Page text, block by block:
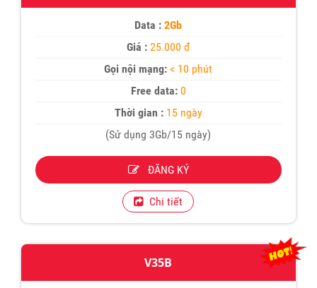
Data : 2Gb
Giá :25.000 đ
Gọi nội mạng: < 10 phút
Free data: 0
Thời gian :15 ngày
(Sử dụng 3Gb/15 ngày)
ĐĂNG KÝ
Chi tiết
V35B